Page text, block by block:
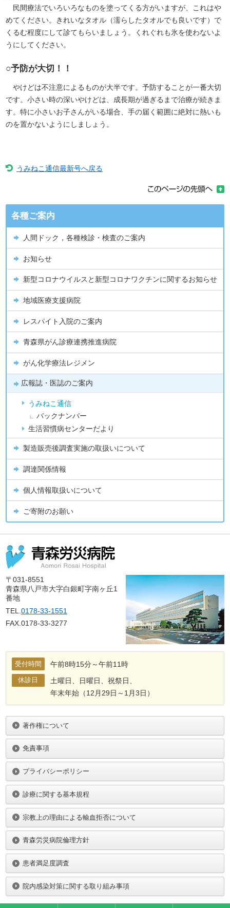
民間療法でいろいろなものを塗ってくる方がいますが、これはや
めてください。きれいなタオル（濡らしたタオルでも良いです）で
くるむ程度にして診てもらいましょう。くれぐれも氷を使わないよ
うにしてください。
○予防が大切！！
やけどは不注意によるものが大半です。予防することが一番大切
です。小さい時の深いやけどは、成長期が過ぎるまで治療が続きま
す。特に小さいお子さんがいる場合、手の届く範囲に絶対に熱いも
のを置かないようにしましょう。
うみねこ通信最新号へ戻る
各種ご案内
人間ドック，各種検診・検査のご案内
お知らせ
新型コロナウイルスと新型コロナワクチンに関するお知らせ
地域医療支援病院
レスパイト入院のご案内
青森県がん診療連携推進病院
がん化学療法レジメン
広報誌・医誌のご案内
うみねこ通信
バックナンバー
生活習慣病センターだより
製造販売後調査実施の取扱いについて
調達関係情報
個人情報取扱いについて
ご寄附のお願い
〒031-8551
青森県八戸市大字白銀町字南ヶ丘1
番地
TEL. 0178-33-1551
FAX.0178-33-3277
受付時間 午前8時15分～午前11時
休診日
土曜日、日曜日、祝祭日、
年末年始（12月29日～1月3日）
著作権について
免責事項
プライバシーポリシー
診療に関する基本規程
宗教上の理由による輸血拒否について
青森労災病院倫理方針
患者満足度調査
院内感染対策に関する取り組み事項